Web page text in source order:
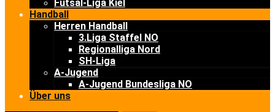
Futsal-Liga Kiel
Handball
Herren Handball
3.Liga Staffel NO
Regionalliga Nord
SH-Liga
A-Jugend
A-Jugend Bundesliga NO
Über uns